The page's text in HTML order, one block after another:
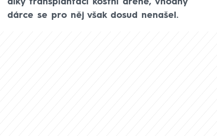
díky transplantaci kostní dřeně, vhodný
dárce se pro něj však dosud nenašel.